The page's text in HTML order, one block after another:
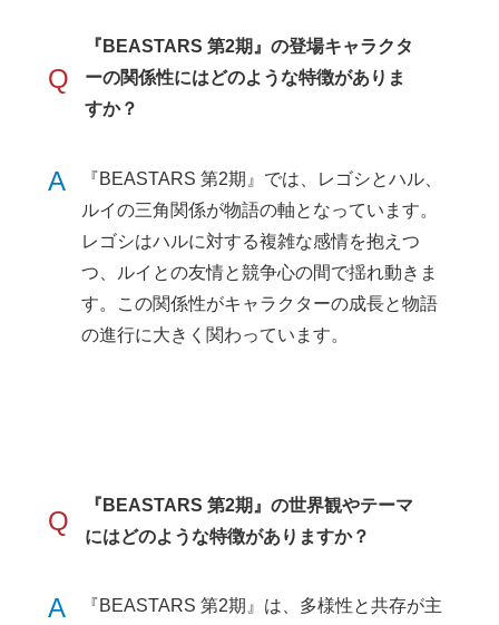
Q
『BEASTARS 第2期』の登場キャラクタ
ーの関係性にはどのような特徴がありま
すか？
A
『BEASTARS 第2期』では、レゴシとハル、
ルイの三角関係が物語の軸となっています。
レゴシはハルに対する複雑な感情を抱えつ
つ、ルイとの友情と競争心の間で揺れ動きま
す。この関係性がキャラクターの成長と物語
の進行に大きく関わっています。
Q
『BEASTARS 第2期』の世界観やテーマ
にはどのような特徴がありますか？
A
『BEASTARS 第2期』は、多様性と共存が主